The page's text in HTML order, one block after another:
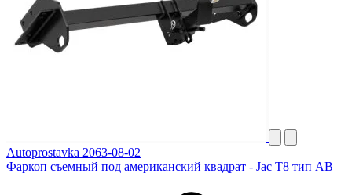
Autoprostavka 2063-08-02
Фаркоп съемный под американский квадрат - Jac T8 тип AB